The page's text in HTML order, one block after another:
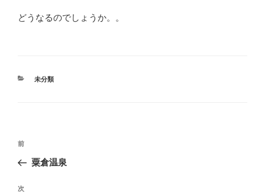
どうなるのでしょうか。。
カ
未分類
投
ナ
ビ
前
の
稿
前
粟倉温泉
次
次